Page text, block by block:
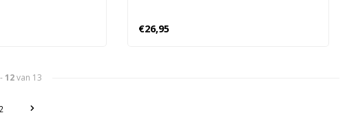
€26,95
- 12van 13
2